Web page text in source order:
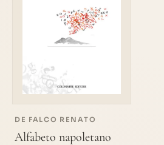
DE FALCO RENATO
Alfabeto napoletano